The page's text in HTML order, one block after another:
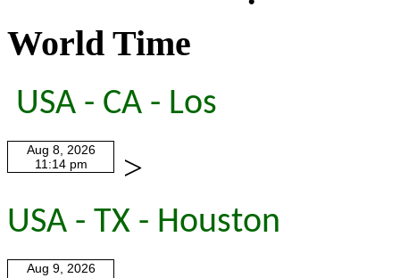
World Time
USA - CA - Los
>
USA - TX - Houston